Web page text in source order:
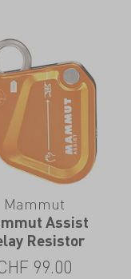
Mammut
Assist
Resistor
99.00